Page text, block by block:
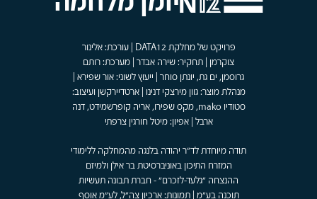
פרויקט של מחלקת DATA12 | עורכת: אלינור
צוקרמן | תחקיר: שירה אבדר | מערכת: רותם
גרוסמן, ים גת, יונתן סוחר | ייעוץ לשוני: אור שפירא |
מנהלת מוצר: גוון מירצקי דנינו | ארטדיירקשן ועיצוב:
סטודיו mako, מקס שפירו, אריה קופרשמידט, דנה
ארבל | אפיון: מיטל חורגין צרפתי
תודה מיוחדת לד"ר יהודה בלנגה מהמחלקה ללימודי
המזרח התיכון באוניברסיטת בר אילן ולמיזם
ההנצחה "גלעד-לזכרם" - חברת תבונה תעשיות
תוכנה בע"מ | תמונות: ארכיון צה"ל, לע"מ אוסף